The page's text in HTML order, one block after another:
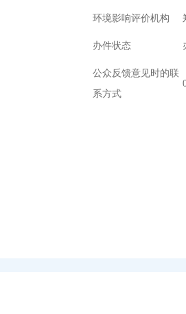
环境影响评价机构
办件状态
公众反馈意见时的联
系方式